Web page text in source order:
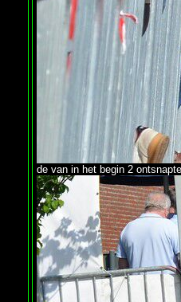
de van in het begin 2